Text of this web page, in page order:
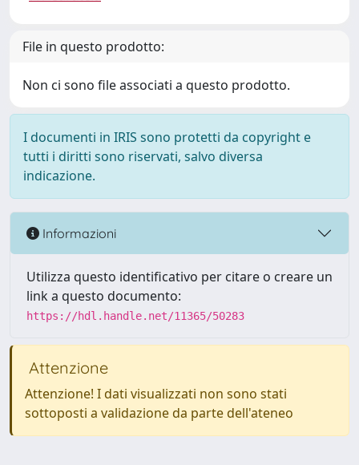
File in questo prodotto:
Non ci sono file associati a questo prodotto.
I documenti in IRIS sono protetti da copyright e
tutti i diritti sono riservati, salvo diversa
indicazione.
Informazioni
Utilizza questo identificativo per citare o creare un
link a questo documento:
https://hdl.handle.net/11365/50283
Attenzione
Attenzione! I dati visualizzati non sono stati
sottoposti a validazione da parte dell'ateneo